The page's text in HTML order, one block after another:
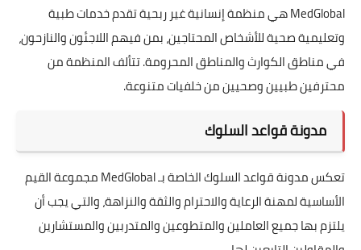
MedGlobal هي منظمة إنسانية غير ربحية تقدم خدمات طبية
وتعليمية صحية للأشخاص المحتاجين، بمن فيهم اللاجئون والنازحون،
في مناطق الكوارث والمناطق المحرومة. تتألف المنظمة من
محترفين طبيين وصحيين من خلفيات متنوعة.
مدونة قواعد السلوك
تعكس مدونة قواعد السلوك الخاصة بـ MedGlobal مجموعة القيم
الأساسية لمهنة الرعاية والاحترام والثقة والنزاهة، والتي يجب أن
يلتزم بها جميع العاملين والمتطوعين والمتدربين والمستشارين